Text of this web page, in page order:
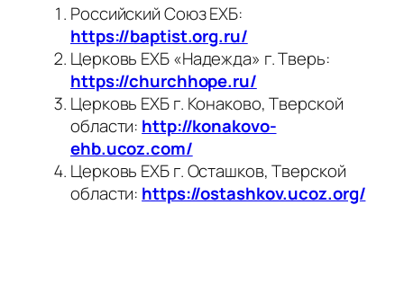
Российский Союз ЕХБ:
https://baptist.org.ru/
Церковь ЕХБ «Надежда» г. Тверь:
https://churchhope.ru/
Церковь ЕХБ г. Конаково, Тверской
области: http://konakovo-
ehb.ucoz.com/
Церковь ЕХБ г. Осташков, Тверской
области: https://ostashkov.ucoz.org/